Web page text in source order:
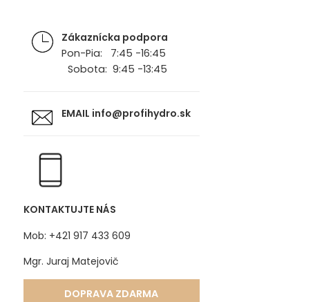
Zákaznícka podpora
Pon-Pia: 7:45 -16:45
Sobota: 9:45 -13:45
EMAIL info@profihydro.sk
KONTAKTUJTE NÁS
Mob: +421 917 433 609
Mgr. Juraj Matejovič
DOPRAVA ZDARMA